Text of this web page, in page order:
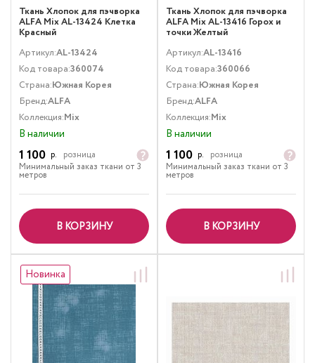
Ткань Хлопок для пэчворка
ALFA Mix AL-13424 Клетка
Красный
Артикул:AL-13424
Код товара:360074
Страна:Южная Корея
Бренд:ALFA
Коллекция:Mix
В наличии
1 100 р.
розница
Минимальный заказ ткани от 3
метров
В КОРЗИНУ
Ткань Хлопок для пэчворка
ALFA Mix AL-13416 Горох и
точки Желтый
Артикул:AL-13416
Код товара:360066
Страна:Южная Корея
Бренд:ALFA
Коллекция:Mix
В наличии
1 100 р.
розница
Минимальный заказ ткани от 3
метров
В КОРЗИНУ
Новинка